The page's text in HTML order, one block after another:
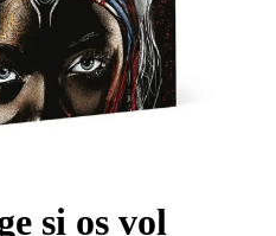
și os vol